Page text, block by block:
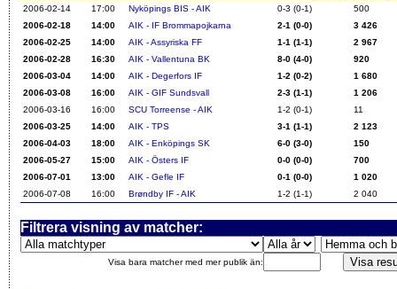
2006-02-14 17:00 Nyköpings BIS - AIK 0-3 (0-1)
500
2006-02-18
14:00 AIK - IF Brommapojkarna 2-1 (0-0)
3 426
2006-02-25
14:00 AIK - Assyriska FF 1-1 (1-1)
2 967
2006-02-28
16:30 AIK - Vallentuna BK 8-0 (4-0)
920
2006-03-04
14:00 AIK - Degerfors IF 1-2 (0-2)
1 680
2006-03-08
16:00 AIK - GIF Sundsvall 2-3 (1-1)
1 206
2006-03-16
16:00 SCU Torreense - AIK 1-2 (0-1)
11
2006-03-25
14:00 AIK - TPS 3-1 (1-1)
2 123
2006-04-03
18:00 AIK - Enköpings SK 6-0 (3-0)
150
2006-05-27
15:00 AIK - Östers IF 0-0 (0-0)
700
2006-07-01
13:00 AIK - Gefle IF 0-1 (0-0)
1 020
2006-07-08
16:00 Brøndby IF - AIK 1-2 (1-1) 2 040
Filtrera visning av matcher:
Visa bara matcher med mer publik än: